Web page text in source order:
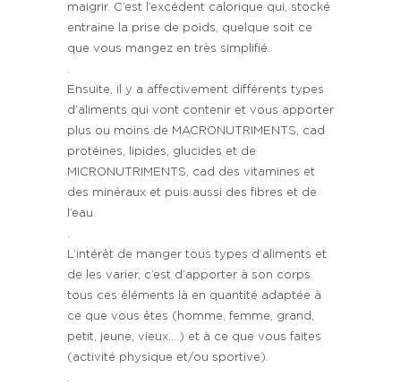
maigrir. C’est l’excédent calorique qui, stocké
entraine la prise de poids, quelque soit ce
que vous mangez en très simplifié.
.
Ensuite, il y a affectivement différents types
d’aliments qui vont contenir et vous apporter
plus ou moins de MACRONUTRIMENTS, cad
protéines, lipides, glucides et de
MICRONUTRIMENTS, cad des vitamines et
des minéraux et puis aussi des fibres et de
l’eau.
.
L’intérêt de manger tous types d’aliments et
de les varier, c’est d’apporter à son corps
tous ces éléments là en quantité adaptée à
ce que vous êtes (homme, femme, grand,
petit, jeune, vieux….) et à ce que vous faites
(activité physique et/ou sportive).
.